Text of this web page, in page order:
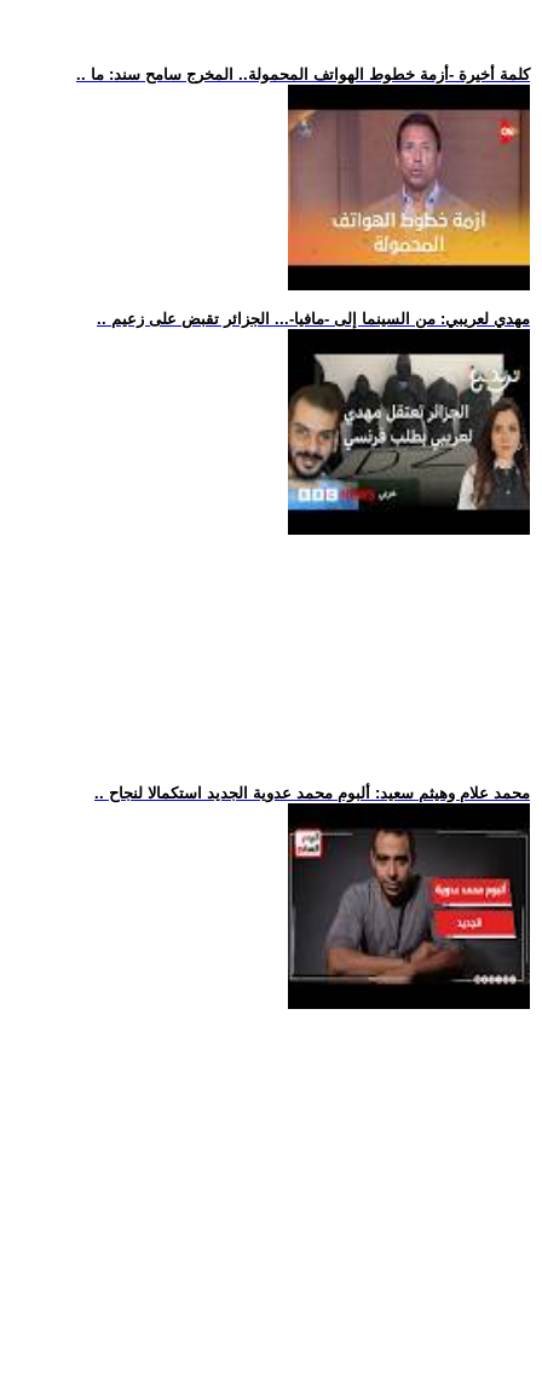
.. كلمة أخيرة -أزمة خطوط الهواتف المحمولة.. المخرج سامح سند: ما
.. مهدي لعريبي: من السينما إلى -مافيا-... الجزائر تقبض على زعيم
.. محمد علام وهيثم سعيد: ألبوم محمد عدوية الجديد استكمالا لنجاح